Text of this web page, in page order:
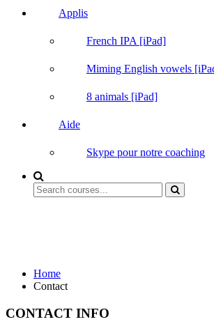
Applis
French IPA [iPad]
Miming English vowels
8 animals [iPad]
Aide
Skype pour notre coaching
Home
Contact
CONTACT INFO